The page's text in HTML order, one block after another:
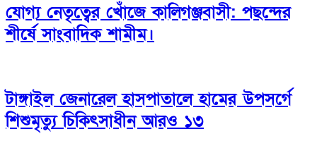
যোগ্য নেতৃত্বের খোঁজে কালিগঞ্জবাসী: পছন্দের
শীর্ষে সাংবাদিক শামীম।
টাঙ্গাইল জেনারেল হাসপাতালে হামের উপসর্গে
শিশুমৃত্যু চিকিৎসাধীন আরও ১৩